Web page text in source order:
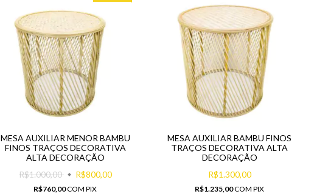
MESA AUXILIAR MENOR BAMBU
FINOS TRAÇOS DECORATIVA
ALTA DECORAÇÃO
R$1.000,00
R$800,00
R$760,00COM PIX
MESA AUXILIAR BAMBU FINOS
TRAÇOS DECORATIVA ALTA
DECORAÇÃO
R$1.300,00
R$1.235,00COM PIX